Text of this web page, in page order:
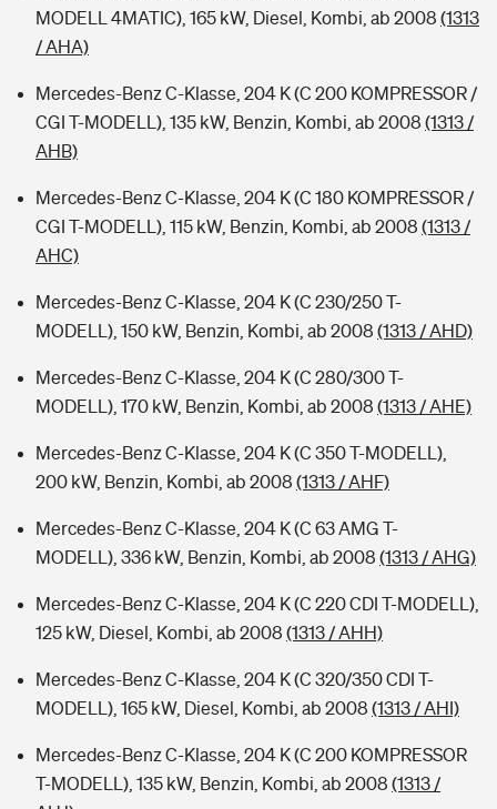
MODELL 4MATIC), 165 kW, Diesel, Kombi, ab 2008 (1313
/ AHA)
Mercedes-Benz C-Klasse, 204 K (C 200 KOMPRESSOR /
CGI T-MODELL), 135 kW, Benzin, Kombi, ab 2008 (1313 /
AHB)
Mercedes-Benz C-Klasse, 204 K (C 180 KOMPRESSOR /
CGI T-MODELL), 115 kW, Benzin, Kombi, ab 2008 (1313 /
AHC)
Mercedes-Benz C-Klasse, 204 K (C 230/250 T-
MODELL), 150 kW, Benzin, Kombi, ab 2008 (1313 / AHD)
Mercedes-Benz C-Klasse, 204 K (C 280/300 T-
MODELL), 170 kW, Benzin, Kombi, ab 2008 (1313 / AHE)
Mercedes-Benz C-Klasse, 204 K (C 350 T-MODELL),
200 kW, Benzin, Kombi, ab 2008 (1313 / AHF)
Mercedes-Benz C-Klasse, 204 K (C 63 AMG T-
MODELL), 336 kW, Benzin, Kombi, ab 2008 (1313 / AHG)
Mercedes-Benz C-Klasse, 204 K (C 220 CDI T-MODELL),
125 kW, Diesel, Kombi, ab 2008 (1313 / AHH)
Mercedes-Benz C-Klasse, 204 K (C 320/350 CDI T-
MODELL), 165 kW, Diesel, Kombi, ab 2008 (1313 / AHI)
Mercedes-Benz C-Klasse, 204 K (C 200 KOMPRESSOR
T-MODELL), 135 kW, Benzin, Kombi, ab 2008 (1313 /